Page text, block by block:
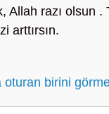
Allah razı olsun .
arttırsın.
oturan birini